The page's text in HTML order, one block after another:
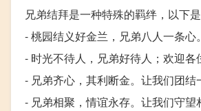
兄弟结拜是一种特殊的羁绊，以下
- 桃园结义好金兰，兄弟八人一条心。
- 时光不待人，兄弟好待人；欢迎各
- 兄弟齐心，其利断金。让我们团结
- 兄弟相聚，情谊永存。让我们守望